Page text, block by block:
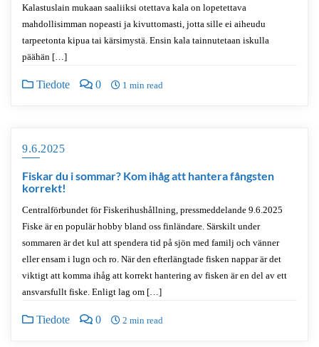
Kalastuslain mukaan saaliiksi otettava kala on lopetettava
mahdollisimman nopeasti ja kivuttomasti, jotta sille ei aiheudu
tarpeetonta kipua tai kärsimystä. Ensin kala tainnutetaan iskulla
päähän […]
Tiedote 0 1 min read
9.6.2025
Fiskar du i sommar? Kom ihåg att hantera fångsten
korrekt!
Centralförbundet för Fiskerihushållning, pressmeddelande 9.6.2025
Fiske är en populär hobby bland oss finländare. Särskilt under
sommaren är det kul att spendera tid på sjön med familj och vänner
eller ensam i lugn och ro. När den efterlängtade fisken nappar är det
viktigt att komma ihåg att korrekt hantering av fisken är en del av ett
ansvarsfullt fiske. Enligt lag om […]
Tiedote 0 2 min read